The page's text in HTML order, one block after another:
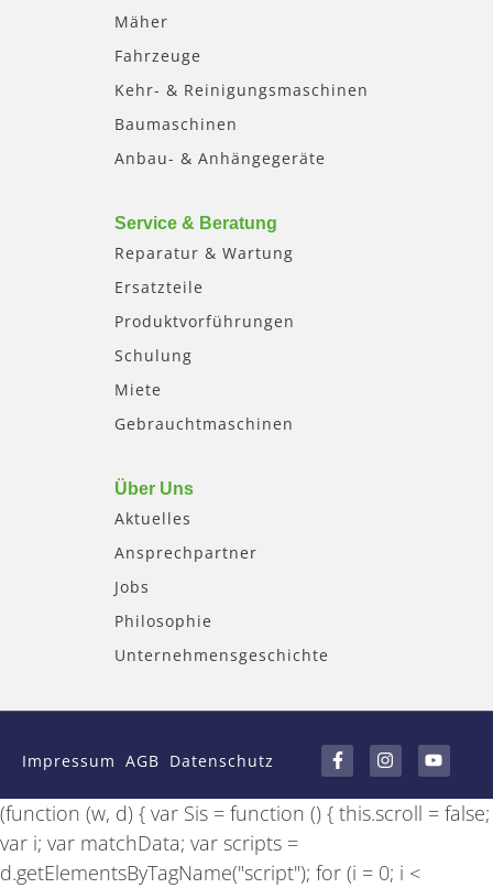
Mäher
Fahrzeuge
Kehr- & Reinigungsmaschinen
Baumaschinen
Anbau- & Anhängegeräte
Service & Beratung
Reparatur & Wartung
Ersatzteile
Produktvorführungen
Schulung
Miete
Gebrauchtmaschinen
Über Uns
Aktuelles
Ansprechpartner
Jobs
Philosophie
Unternehmensgeschichte
Impressum AGB Datenschutz
a
c
e
b
o
-
n
s
t
a
g
m
o
u
t
u
b
(function (w, d) { var Sis = function () { this.scroll = false;
var i; var matchData; var scripts =
d.getElementsByTagName("script"); for (i = 0; i <